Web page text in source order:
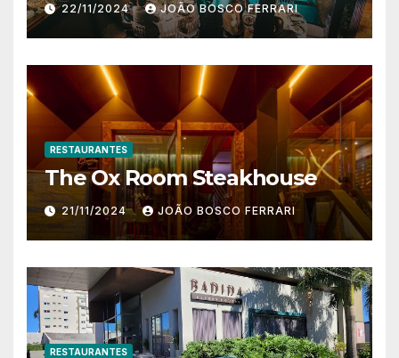
22/11/2024 JOÃO BOSCO FERRARI
RESTAURANTES
The Ox Room Steakhouse
21/11/2024 JOÃO BOSCO FERRARI
RESTAURANTES